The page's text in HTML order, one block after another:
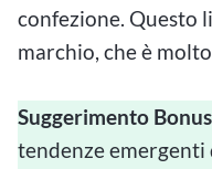
confezione. Questo
marchio, che è
Suggerimento
tendenze emergenti